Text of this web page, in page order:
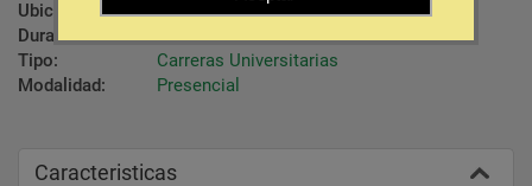
Ubicación:
Granada - Granada
Duración:
4 Años
Tipo:
Carreras Universitarias
Modalidad:
Presencial
Caracteristicas